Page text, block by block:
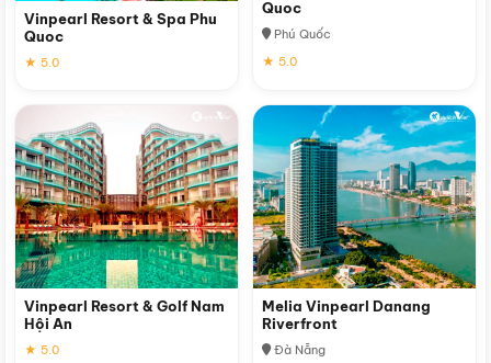
Vinpearl Resort & Spa Phu
Quoc
★ 5.0
Quoc
Phú Quốc
★ 5.0
Vinpearl Resort & Golf Nam
Hội An
★ 5.0
Melia Vinpearl Danang
Riverfront
Đà Nẵng